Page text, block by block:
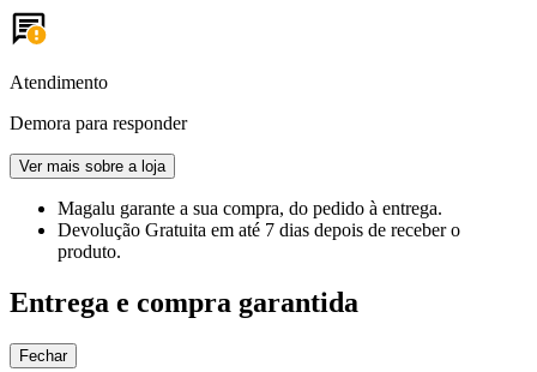
Atendimento
Demora para responder
Ver mais sobre a loja
Magalu garante a sua compra, do pedido à entrega.
Devolução Gratuita em até 7 dias depois de receber o
produto.
Entrega e compra garantida
Fechar